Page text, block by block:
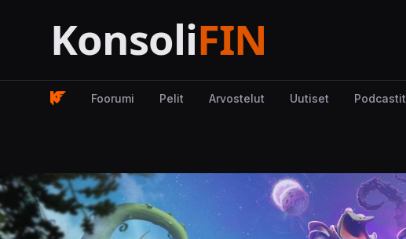
Foorumi Pelit Arvostelut Uutiset Podcastit